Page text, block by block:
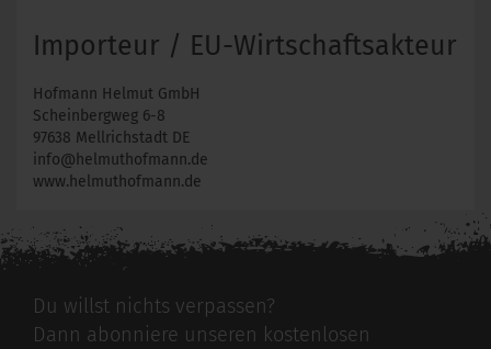
Importeur / EU-Wirtschaftsakteur
Hofmann Helmut GmbH
Scheinbergweg 6-8
97638 Mellrichstadt DE
info@helmuthofmann.de
www.helmuthofmann.de
Du willst nichts verpassen?
Dann abonniere unseren kostenlosen